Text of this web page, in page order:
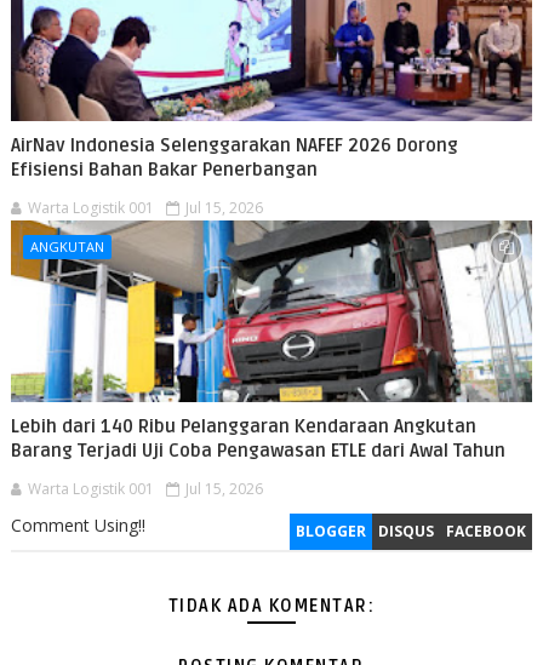
AirNav Indonesia Selenggarakan NAFEF 2026 Dorong
Efisiensi Bahan Bakar Penerbangan
Warta Logistik 001 Jul 15, 2026
ANGKUTAN
Lebih dari 140 Ribu Pelanggaran Kendaraan Angkutan
Barang Terjadi Uji Coba Pengawasan ETLE dari Awal Tahun
Warta Logistik 001 Jul 15, 2026
BLOGGER DISQUS FACEBOOK
Comment Using!!
TIDAK ADA KOMENTAR: